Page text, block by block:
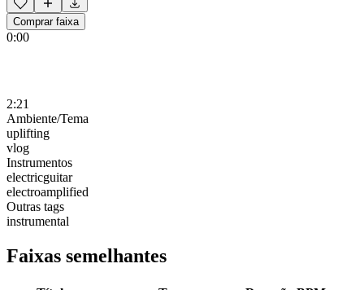
Comprar faixa
0:00
2:21
Ambiente/Tema
uplifting
vlog
Instrumentos
electricguitar
electroamplified
Outras tags
instrumental
Faixas semelhantes